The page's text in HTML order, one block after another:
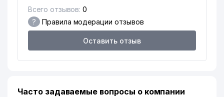
Всего отзывов: 0
? Правила модерации отзывов
Оставить отзыв
Часто задаваемые вопросы о компании